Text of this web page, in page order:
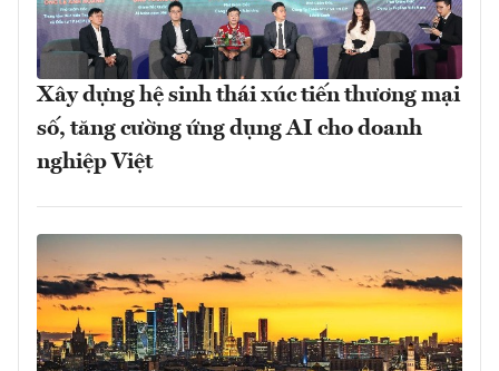
Xây dựng hệ sinh thái xúc tiến thương mại
số, tăng cường ứng dụng AI cho doanh
nghiệp Việt